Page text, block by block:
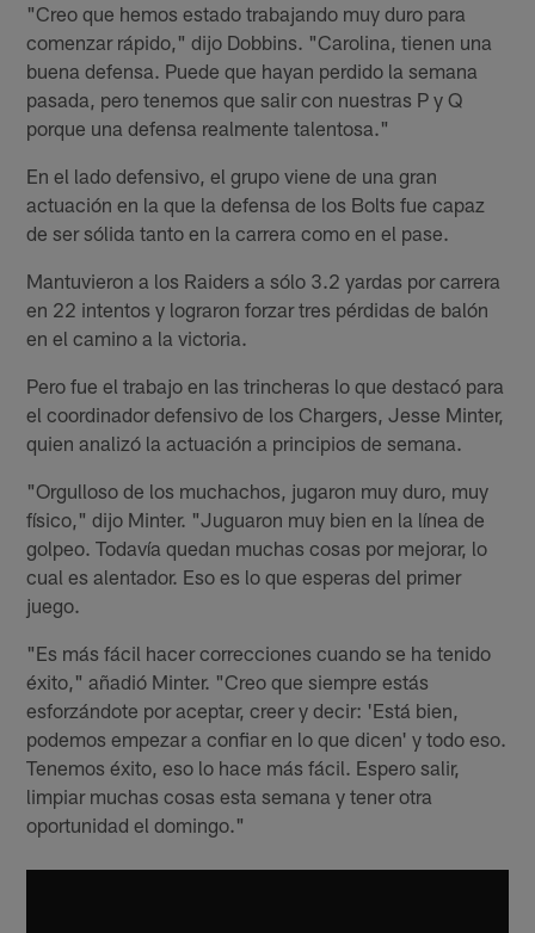
"Creo que hemos estado trabajando muy duro para
comenzar rápido," dijo Dobbins. "Carolina, tienen una
buena defensa. Puede que hayan perdido la semana
pasada, pero tenemos que salir con nuestras P y Q
porque una defensa realmente talentosa."
En el lado defensivo, el grupo viene de una gran
actuación en la que la defensa de los Bolts fue capaz
de ser sólida tanto en la carrera como en el pase.
Mantuvieron a los Raiders a sólo 3.2 yardas por carrera
en 22 intentos y lograron forzar tres pérdidas de balón
en el camino a la victoria.
Pero fue el trabajo en las trincheras lo que destacó para
el coordinador defensivo de los Chargers, Jesse Minter,
quien analizó la actuación a principios de semana.
"Orgulloso de los muchachos, jugaron muy duro, muy
físico," dijo Minter. "Juguaron muy bien en la línea de
golpeo. Todavía quedan muchas cosas por mejorar, lo
cual es alentador. Eso es lo que esperas del primer
juego.
"Es más fácil hacer correcciones cuando se ha tenido
éxito," añadió Minter. "Creo que siempre estás
esforzándote por aceptar, creer y decir: 'Está bien,
podemos empezar a confiar en lo que dicen' y todo eso.
Tenemos éxito, eso lo hace más fácil. Espero salir,
limpiar muchas cosas esta semana y tener otra
oportunidad el domingo."